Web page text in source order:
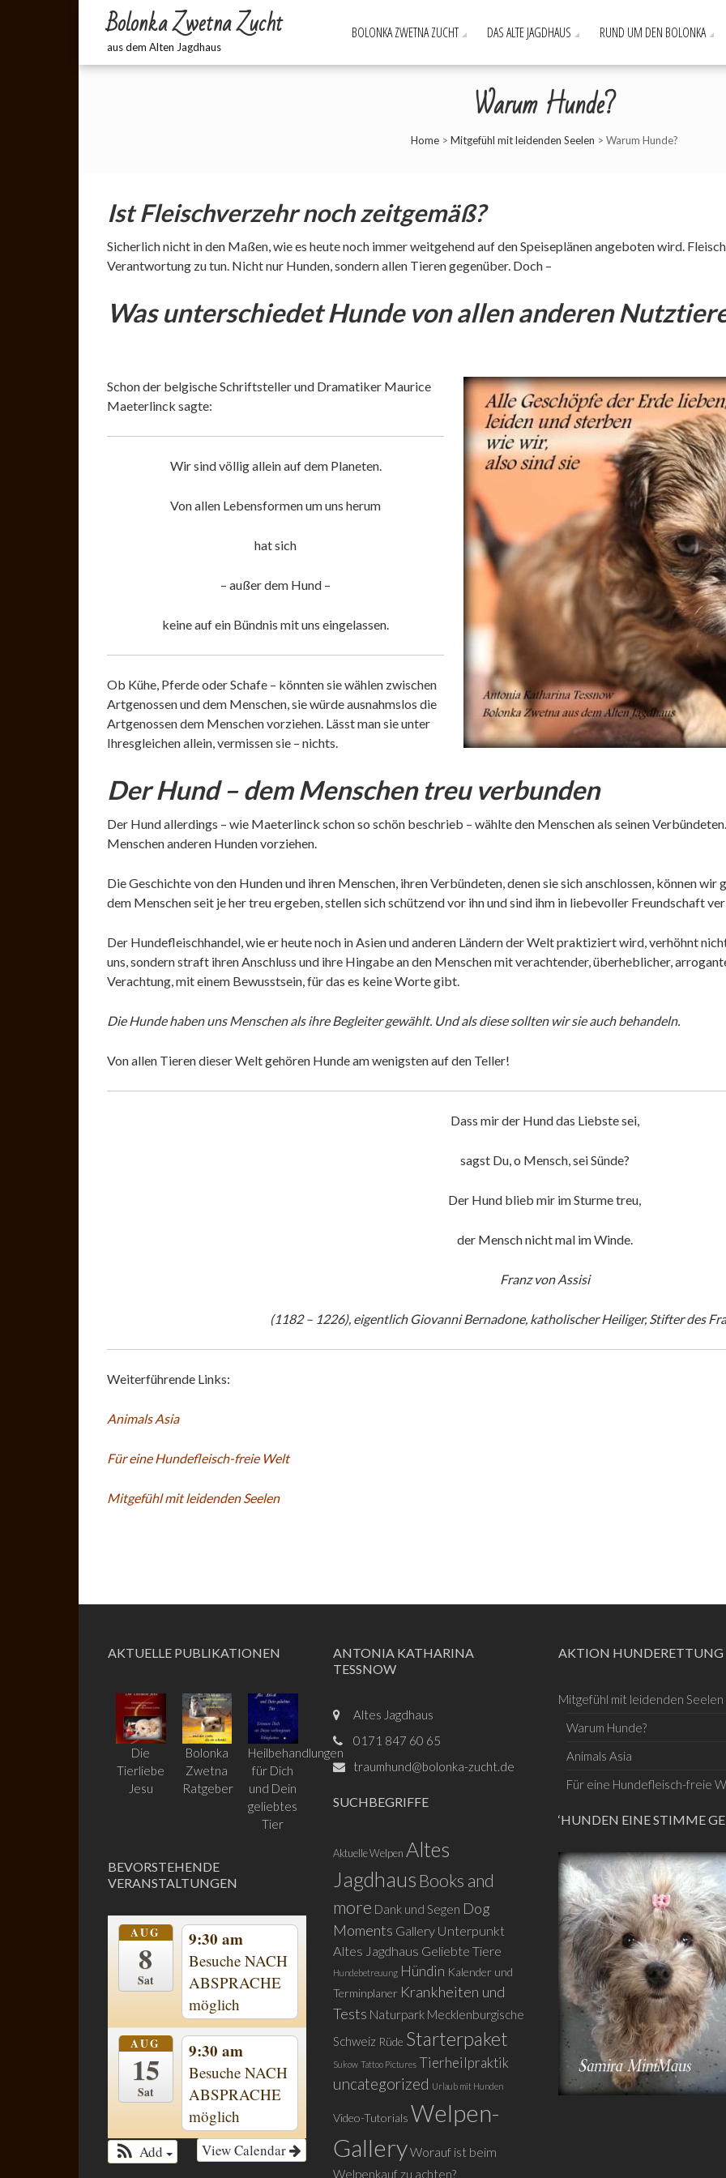
Bolonka Zwetna Zucht
aus dem Alten Jagdhaus
BOLONKA ZWETNA ZUCHT DAS ALTE JAGDHAUS RUND UM DEN BOLONKA
Warum Hunde?
Home > Mitgefühl mit leidenden Seelen > Warum Hunde?
Ist Fleischverzehr noch zeitgemäß?
Sicherlich nicht in den Maßen, wie es heute noch immer weitgehend auf den Speiseplänen angeboten wird.
Verantwortung zu tun. Nicht nur Hunden, sondern allen Tieren gegenüber. Doch –
Was unterschiedet Hunde von allen anderen
Schon der belgische Schriftsteller und Dramatiker Maurice
Maeterlinck sagte:
Wir sind völlig allein auf dem Planeten.
Von allen Lebensformen um uns herum
hat sich
– außer dem Hund –
keine auf ein Bündnis mit uns eingelassen.
Ob Kühe, Pferde oder Schafe – könnten sie wählen zwischen
Artgenossen und dem Menschen, sie würde ausnahmslos die
Artgenossen dem Menschen vorziehen. Lässt man sie unter
Ihresgleichen allein, vermissen sie – nichts.
Der Hund – dem Menschen treu verbunden
Der Hund allerdings – wie Maeterlinck schon so schön beschrieb – wählte den Menschen als seinen
Menschen anderen Hunden vorziehen.
Die Geschichte von den Hunden und ihren Menschen, ihren Verbündeten, denen sie sich anschlossen, können
dem Menschen seit je her treu ergeben, stellen sich schützend vor ihn und sind ihm in liebevoller Freundschaft
Der Hundefleischhandel, wie er heute noch in Asien und anderen Ländern der Welt praktiziert wird, verhöhnt
uns, sondern straft ihren Anschluss und ihre Hingabe an den Menschen mit verachtender, überheblicher,
Verachtung, mit einem Bewusstsein, für das es keine Worte gibt.
Die Hunde haben uns Menschen als ihre Begleiter gewählt. Und als diese sollten wir sie auch behandeln.
Von allen Tieren dieser Welt gehören Hunde am wenigsten auf den Teller!
Dass mir der Hund das Liebste sei,
sagst Du, o Mensch, sei Sünde?
Der Hund blieb mir im Sturme treu,
der Mensch nicht mal im Winde.
Franz von Assisi
(1182 – 1226), eigentlich Giovanni Bernadone, katholischer Heiliger, Stifter des
Weiterführende Links:
Animals Asia
Für eine Hundefleisch-freie Welt
Mitgefühl mit leidenden Seelen
AKTUELLE PUBLIKATIONEN
Die
Tierliebe
Jesu
Bolonka
Zwetna
Ratgeber
Heilbehandlungen
für Dich
und Dein
geliebtes
Tier
BEVORSTEHENDE
VERANSTALTUNGEN
AUG
8
Sat
9:30 am
Besuche NACH
ABSPRACHE
möglich
AUG
15
Sat
9:30 am
Besuche NACH
ABSPRACHE
möglich
View Calendar
Add
ANTONIA KATHARINA
TESSNOW
Altes Jagdhaus
0171 847 60 65
traumhund@bolonka-zucht.de
SUCHBEGRIFFE
Aktuelle Welpen Altes
Jagdhaus Books and
more Dank und Segen Dog
Moments Gallery Unterpunkt
Altes Jagdhaus Geliebte Tiere
Hundebetreuung Hündin Kalender und
Terminplaner Krankheiten und
Tests Naturpark Mecklenburgische
Schweiz Rüde Starterpaket
Sukow Tattoo Pictures Tierheilpraktik
uncategorized Urlaub mit Hunden
Video-Tutorials Welpen-
GalleryWorauf ist beim
Welpenkauf zu achten?
AKTION HUNDERETTUNG
Mitgefühl mit leidenden Seelen
Warum Hunde?
Animals Asia
Für eine Hundefleisch-freie
‘HUNDEN EINE STIMME